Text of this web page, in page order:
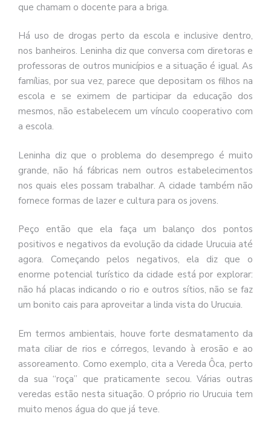
que chamam o docente para a briga.
Há uso de drogas perto da escola e inclusive dentro,
nos banheiros. Leninha diz que conversa com diretoras e
professoras de outros municípios e a situação é igual. As
famílias, por sua vez, parece que depositam os filhos na
escola e se eximem de participar da educação dos
mesmos, não estabelecem um vínculo cooperativo com
a escola.
Leninha diz que o problema do desemprego é muito
grande, não há fábricas nem outros estabelecimentos
nos quais eles possam trabalhar. A cidade também não
fornece formas de lazer e cultura para os jovens.
Peço então que ela faça um balanço dos pontos
positivos e negativos da evolução da cidade Urucuia até
agora. Começando pelos negativos, ela diz que o
enorme potencial turístico da cidade está por explorar:
não há placas indicando o rio e outros sítios, não se faz
um bonito cais para aproveitar a linda vista do Urucuia.
Em termos ambientais, houve forte desmatamento da
mata ciliar de rios e córregos, levando à erosão e ao
assoreamento. Como exemplo, cita a Vereda Ôca, perto
da sua “roça” que praticamente secou. Várias outras
veredas estão nesta situação. O próprio rio Urucuia tem
muito menos água do que já teve.